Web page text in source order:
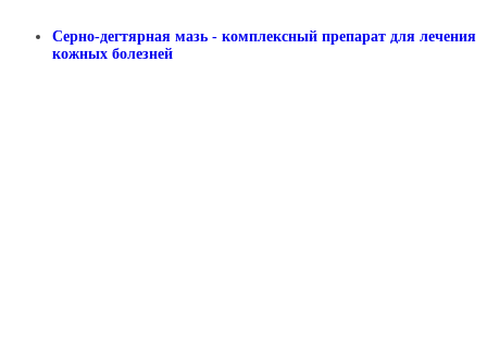
Серно-дегтярная мазь - комплексный препарат для лечения
кожных болезней